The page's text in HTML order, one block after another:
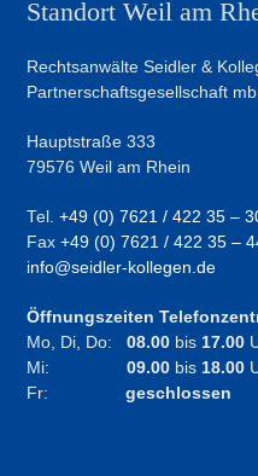
Standort Weil am
Rechtsanwälte Seidler &
Partnerschaftsgesellschaft
Hauptstraße 333
79576 Weil am Rhein
Tel.+49 (0) 7621 / 422 35 –
Fax+49 (0) 7621 / 422 35 –
info@seidler-kollegen.de
Öffnungszeiten
Mo, Di, Do:08.00 bis 17.00
Mi:09.00 bis 18.00
Fr:
geschlossen